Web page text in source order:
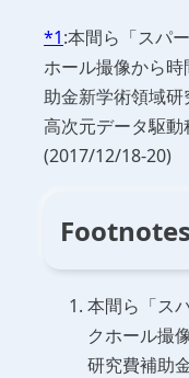
*1:本間ら「スパ
ホール撮像から
助金新学術領域
高次元データ駆
(2017/12/18-20)
Footnotes
本間ら「ス
クホール撮
研究費補助